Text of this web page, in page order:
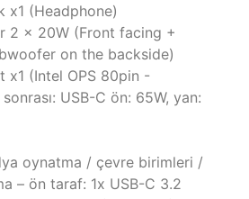
x1 (Headphone)
2 x 20W (Front facing +
on the backside)
x1 (Intel OPS 80pin -
USB-C ön: 65W, yan:
oynatma / çevre birimleri /
– ön taraf: 1x USB-C 3.2